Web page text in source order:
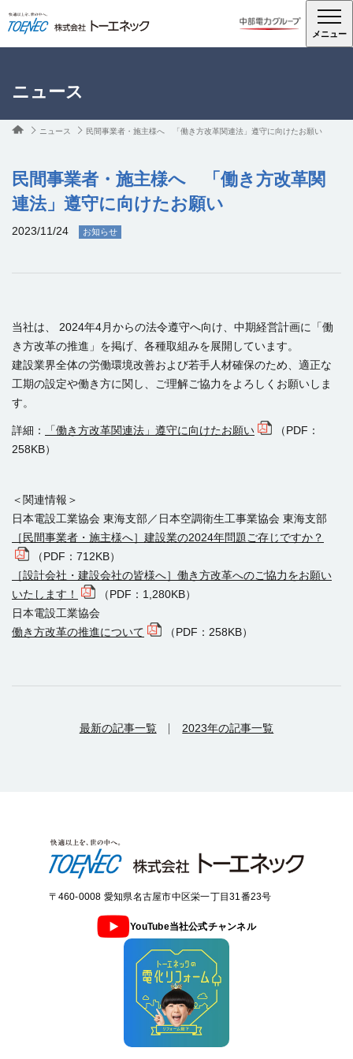
メニュー
ニュース
ニュース 民間事業者・施主様へ 「働き方改革関連法」遵守に向けたお願い
民間事業者・施主様へ 「働き方改革関
連法」遵守に向けたお願い
2023/11/24 お知らせ
当社は、 2024年4月からの法令遵守へ向け、中期経営計画に「働
き方改革の推進」を掲げ、各種取組みを展開しています。
建設業界全体の労働環境改善および若手人材確保のため、適正な
工期の設定や働き方に関し、ご理解ご協力をよろしくお願いしま
す。
詳細： 「働き方改革関連法」遵守に向けたお願い
（PDF：
258KB）
＜関連情報＞
日本電設工業協会 東海支部／日本空調衛生工事業協会 東海支部
［民間事業者・施主様へ］建設業の2024年問題ご存じですか？
（PDF：712KB）
［設計会社・建設会社の皆様へ］働き方改革へのご協力をお願い
いたします！
（PDF：1,280KB）
日本電設工業協会
働き方改革の推進について
（PDF：258KB）
最新の記事一覧 2023年の記事一覧
〒460-0008 愛知県名古屋市中区栄一丁目31番23号
YouTube当社公式チャンネル